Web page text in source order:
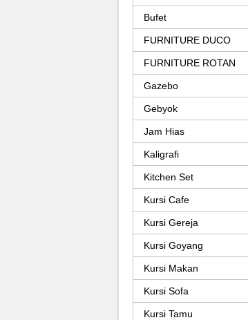
Bufet
FURNITURE DUCO
FURNITURE ROTAN
Gazebo
Gebyok
Jam Hias
Kaligrafi
Kitchen Set
Kursi Cafe
Kursi Gereja
Kursi Goyang
Kursi Makan
Kursi Sofa
Kursi Tamu